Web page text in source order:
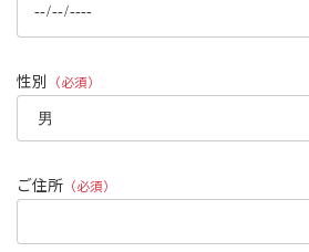
性別 （必須）
ご住所 （必須）